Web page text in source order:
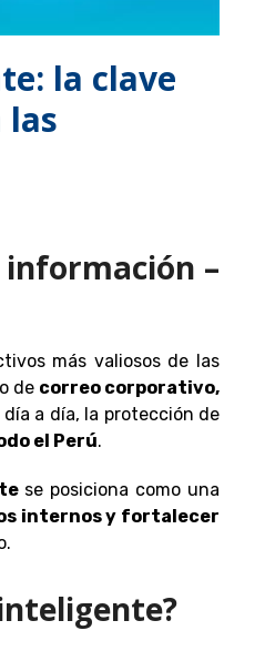
la clave
–
más valiosos de las
de correo corporativo,
día a día, la protección de
el Perú.
se posiciona como una
internos y fortalecer